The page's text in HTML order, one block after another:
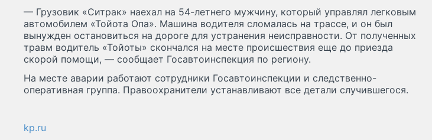
— Грузовик «Ситрак» наехал на 54-летнего мужчину, который управлял легковым
автомобилем «Тойота Опа». Машина водителя сломалась на трассе, и он был
вынужден остановиться на дороге для устранения неисправности. От полученных
травм водитель «Тойоты» скончался на месте происшествия еще до приезда
скорой помощи, — сообщает Госавтоинспекция по региону.
На месте аварии работают сотрудники Госавтоинспекции и следственно-
оперативная группа. Правоохранители устанавливают все детали случившегося.
kp.ru